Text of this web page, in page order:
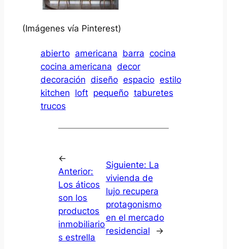
(Imágenes vía Pinterest)
abierto americana barra cocina
cocina americana decor
decoración diseño espacio estilo
kitchen loft pequeño taburetes
trucos
←
Anterior:
Los áticos
son los
productos
inmobiliario
s estrella
Siguiente: La
vivienda de
lujo recupera
protagonismo
en el mercado
residencial
→